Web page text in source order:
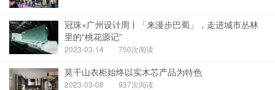
冠珠×广州设计周丨「来漫步巴蜀」，走进城市丛林
里的“桃花源记”
2023-03-14 750次阅读
莫干山衣柜始终以实木芯产品为特色
2023-03-08 937次阅读